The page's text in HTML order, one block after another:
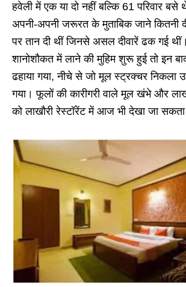
हवेली में एक या दो नहीं बल्कि 61 परिवार बसे
अपनी-अपनी जरूरत के मुताबिक जाने कितनी
पर तान दी थीं जिनसे असल दीवारें ढक गई
शानोशौकत में लाने की मुहिम शुरू हुई तो इन बाद
ढहाया गया, नीचे से जो मूल स्ट्रक्चर निकला
गया। फूलों की कारीगरी वाले मूल खंभे और
को लाखौरी रेस्टॉरेंट में आज भी देखा जा